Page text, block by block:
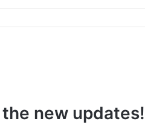
new updates!